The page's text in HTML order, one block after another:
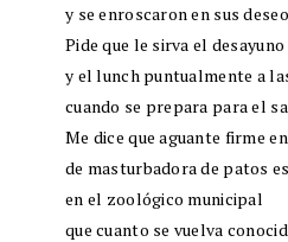
y se enroscaron en sus
Pide que le sirva el
y el lunch puntualmente a
cuando se prepara para el
Me dice que aguante firme
de masturbadora de patos
en el zoológico municipal
que cuanto se vuelva